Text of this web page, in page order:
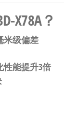
X78A？​
米级偏差
性能提升3倍